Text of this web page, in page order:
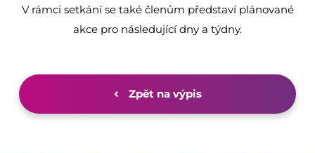
V rámci setkání se také členům představí plánované
akce pro následující dny a týdny.
Zpět na výpis